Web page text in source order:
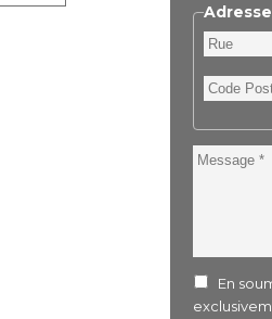
Adresse
Rue
Code
Postal
Message
En